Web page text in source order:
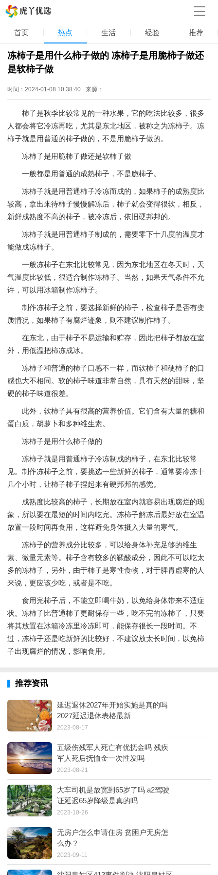
首页 热点 生活 经验 推荐
冻柿子是用什么柿子做的 冻柿子是用脆柿子做还
是软柿子做
时间：2024-01-08 10:38:40 来源：
柿子是秋季比较常见的一种水果，它的吃法比较多，很多
人都会将它冷冻再吃，尤其是东北地区，被称之为冻柿子。冻
柿子就是用普通的柿子做的，不是用脆柿子做的。
冻柿子是用脆柿子做还是软柿子做
一般都是用普通的成熟柿子，不是脆柿子。
冻柿子就是用普通柿子冷冻而成的，如果柿子的成熟度比
较高，拿出来待柿子慢慢解冻后，柿子就会变得很软，相反，
新鲜成熟度不高的柿子，被冷冻后，依旧硬邦邦的。
冻柿子就是用普通柿子制成的，需要零下十几度的温度才
能做成冻柿子。
一般冻柿子在东北比较常见，因为东北地区在冬天时，天
气温度比较低，很适合制作冻柿子。当然，如果天气条件不允
许，可以用冰箱制作冻柿子。
制作冻柿子之前，要选择新鲜的柿子，检查柿子是否有变
质情况，如果柿子有腐烂迹象，则不建议制作柿子。
在东北，由于柿子不易运输和贮存，因此把柿子都放在室
外，用低温把柿冻成冰。
冻柿子和普通的柿子口感不一样，而软柿子和硬柿子的口
感也大不相同。软的柿子味道非常自然，具有天然的甜味，坚
硬的柿子味道很差。
此外，软柿子具有很高的营养价值。它们含有大量的糖和
蛋白质，胡萝卜和多种维生素。
冻柿子是用什么柿子做的
冻柿子就是用普通柿子冷冻制成的柿子，在东北比较常
见。制作冻柿子之前，要挑选一些新鲜的柿子，通常要冷冻十
几个小时，让柿子柿子捏起来有硬邦邦的感觉。
成熟度比较高的柿子，长期放在室内就容易出现腐烂的现
象，所以要在最短的时间内吃完。冻柿子解冻后最好放在室温
放置一段时间再食用，这样避免身体摄入大量的寒气。
冻柿子的营养成分比较多，可以给身体补充足够的维生
素、微量元素等。柿子含有较多的鞣酸成分，因此不可以吃太
多的冻柿子，另外，由于柿子是寒性食物，对于脾胃虚寒的人
来说，更应该少吃，或者是不吃。
食用完柿子后，不能立即喝牛奶，以免给身体带来不适症
状。冻柿子比普通柿子更耐保存一些，吃不完的冻柿子，只要
将其放置在冰箱冷冻里冷冻即可，能保存很长一段时间。不
过，冻柿子还是吃新鲜的比较好，不建议放太长时间，以免柿
子出现腐烂的情况，影响食用。
推荐资讯
延迟退休2027年开始实施是真的吗
2027延迟退休表格最新
2023-08-17
五级伤残军人死亡有优抚金吗 残疾
军人死后抚恤金一次性发吗
2023-08-21
大车司机是放宽到65岁了吗 a2驾驶
证延迟65岁降级是真的吗
2023-10-26
无房户怎么申请住房 贫困户无房怎
么办？
2023-09-11